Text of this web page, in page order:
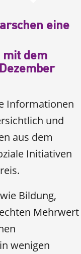
eine
dem
Informationen
und
aus dem
Initiativen
Bildung,
Mehrwert
wenigen